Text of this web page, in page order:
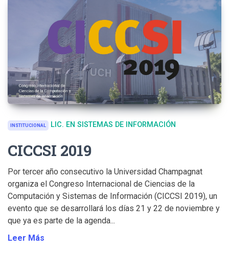
INSTITUCIONAL LIC. EN SISTEMAS DE INFORMACIÓN
CICCSI 2019
Por tercer año consecutivo la Universidad Champagnat
organiza el Congreso Internacional de Ciencias de la
Computación y Sistemas de Información (CICCSI 2019), un
evento que se desarrollará los días 21 y 22 de noviembre y
que ya es parte de la agenda...
Leer Más